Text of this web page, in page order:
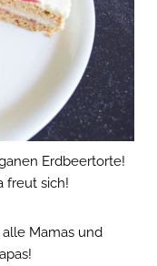
Erdbeertorte!
freut sich!
Mamas und